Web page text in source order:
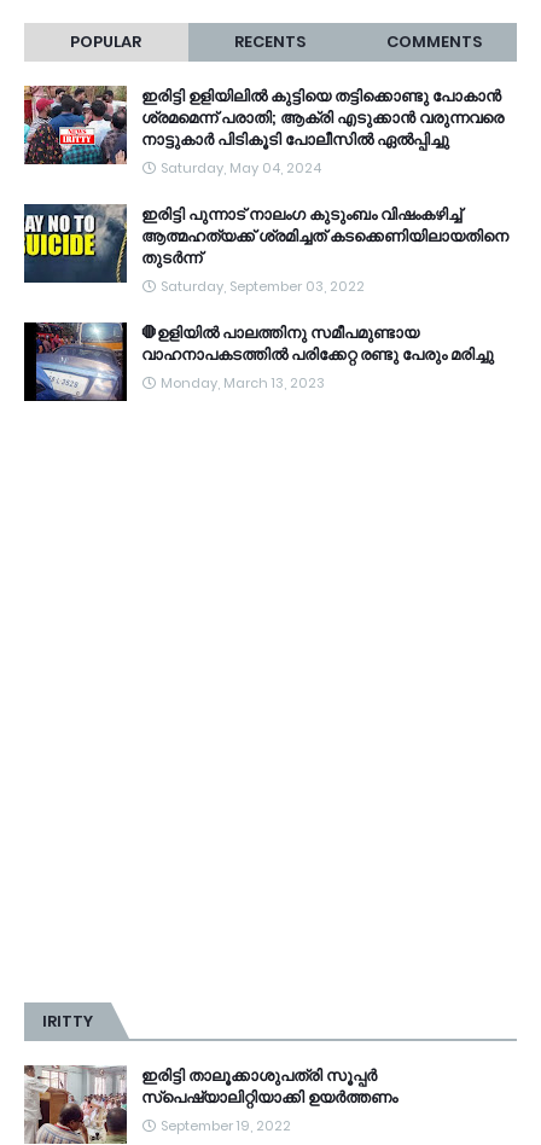
POPULAR RECENTS COMMENTS
ഇരിട്ടി ഉളിയിലിൽ കുട്ടിയെ തട്ടിക്കൊണ്ടു പോകാൻ
ശ്രമമെന്ന് പരാതി; ആക്രി എടുക്കാൻ വരുന്നവരെ
നാട്ടുകാർ പിടികൂടി പോലീസിൽ ഏൽപ്പിച്ചു
Saturday, May 04, 2024
ഇരിട്ടി പുന്നാട് നാലംഗ കുടുംബം വിഷംകഴിച്ച്‌
ആത്മഹത്യക്ക് ശ്രമിച്ചത് കടക്കെണിയിലായതിനെ
തുടർന്ന്
Saturday, September 03, 2022
🛑ഉളിയിൽ പാലത്തിനു സമീപമുണ്ടായ
വാഹനാപകടത്തിൽ പരിക്കേറ്റ രണ്ടു പേരും മരിച്ചു
Monday, March 13, 2023
IRITTY
ഇരിട്ടി താലൂക്കാശുപത്രി സൂപ്പർ
സ്‌പെഷ്യാലിറ്റിയാക്കി ഉയർത്തണം
September 19, 2022